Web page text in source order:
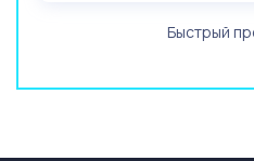
Быстрый